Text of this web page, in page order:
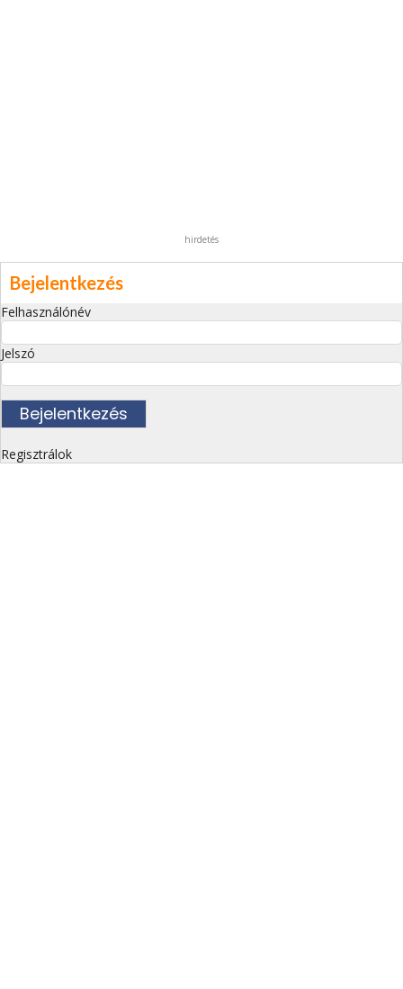
hirdetés
Bejelentkezés
Felhasználónév
Jelszó
Regisztrálok